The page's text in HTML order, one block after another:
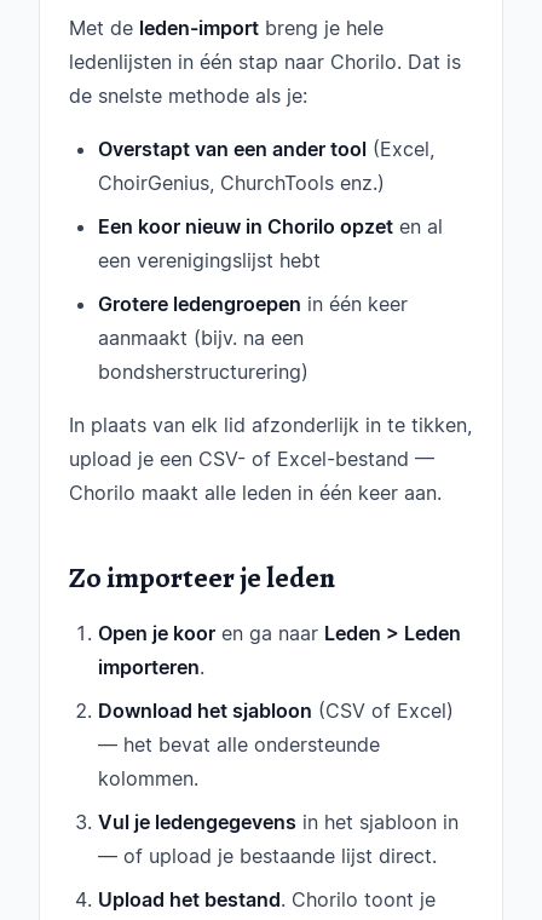
Met de leden-import breng je hele
ledenlijsten in één stap naar Chorilo. Dat is
de snelste methode als je:
Overstapt van een ander tool (Excel,
ChoirGenius, ChurchTools enz.)
Een koor nieuw in Chorilo opzet en al
een verenigingslijst hebt
Grotere ledengroepen in één keer
aanmaakt (bijv. na een
bondsherstructurering)
In plaats van elk lid afzonderlijk in te tikken,
upload je een CSV- of Excel-bestand —
Chorilo maakt alle leden in één keer aan.
Zo importeer je leden
Open je koor en ga naar Leden > Leden
importeren.
Download het sjabloon (CSV of Excel)
— het bevat alle ondersteunde
kolommen.
Vul je ledengegevens in het sjabloon in
— of upload je bestaande lijst direct.
Upload het bestand. Chorilo toont je